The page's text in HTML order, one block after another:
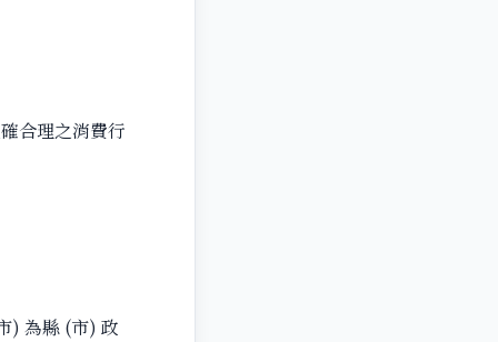
合理之消費行
) 為縣 (市) 政